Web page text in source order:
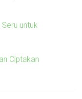
untuk
Ciptakan